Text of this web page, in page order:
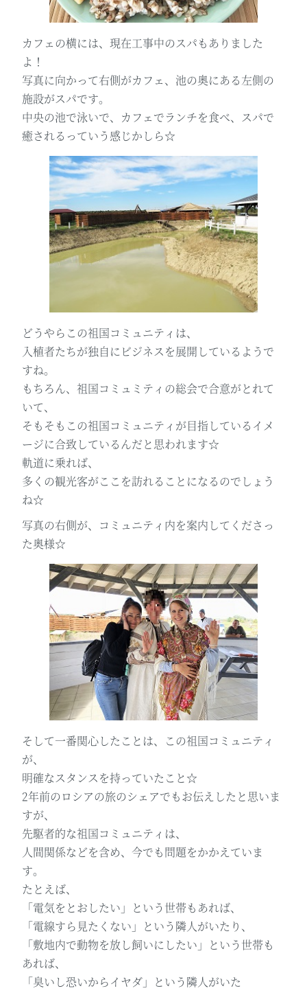
カフェの横には、現在工事中のスパもありました
よ！
写真に向かって右側がカフェ、池の奥にある左側の
施設がスパです。
中央の池で泳いで、カフェでランチを食べ、スパで
癒されるっていう感じかしら☆
どうやらこの祖国コミュニティは、
入植者たちが独自にビジネスを展開しているようで
すね。
もちろん、祖国コミュミティの総会で合意がとれて
いて、
そもそもこの祖国コミュニティが目指しているイメ
ージに合致しているんだと思われます☆
軌道に乗れば、
多くの観光客がここを訪れることになるのでしょう
ね☆
写真の右側が、コミュニティ内を案内してくださっ
た奥様☆
そして一番関心したことは、この祖国コミュニティ
が、
明確なスタンスを持っていたこと☆
2年前のロシアの旅のシェアでもお伝えしたと思いま
すが、
先駆者的な祖国コミュニティは、
人間関係などを含め、今でも問題をかかえていま
す。
たとえば、
「電気をとおしたい」という世帯もあれば、
「電線すら見たくない」という隣人がいたり、
「敷地内で動物を放し飼いにしたい」という世帯も
あれば、
「臭いし恐いからイヤダ」という隣人がいた